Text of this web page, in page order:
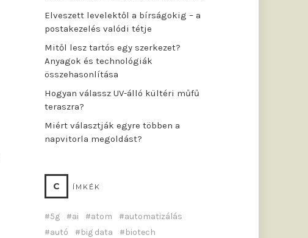
Elveszett levelektől a bírságokig – a
postakezelés valódi tétje
Mitől lesz tartós egy szerkezet?
Anyagok és technológiák
összehasonlítása
Hogyan válassz UV-álló kültéri műfű
teraszra?
Miért választják egyre többen a
napvitorla megoldást?
C ÍMKÉK
5g ai atom
automatizálás
autó
big data
biotech